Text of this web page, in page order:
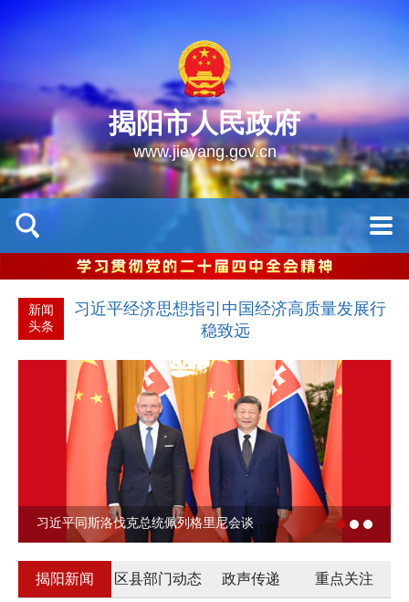
揭阳市人民政府
www.jieyang.gov.cn
新闻
头条
习近平经济思想指引中国经济高质量发展行
稳致远
习近平同斯洛伐克总统佩列格里尼会谈
揭阳新闻 区县部门动态 政声传递 重点关注